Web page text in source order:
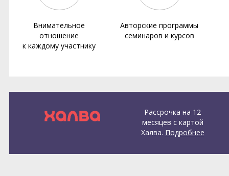
Внимательное
отношение
к каждому участнику
Авторские программы
семинаров и курсов
Рассрочка на 12
месяцев с картой
Халва. Подробнее